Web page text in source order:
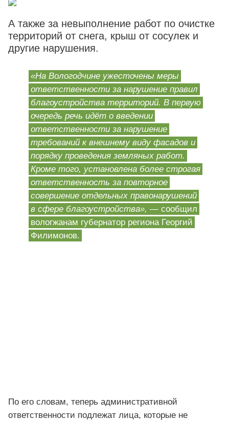
А также за невыполнение работ по очистке
территорий от снега, крыш от сосулек и
другие нарушения.
«На Вологодчине ужесточены меры
ответственности за нарушение правил
благоустройства территорий. В первую
очередь речь идёт о введении
ответственности за нарушение
требований к внешнему виду фасадов и
порядку проведения земляных работ.
Кроме того, установлена более строгая
ответственность за повторное
совершение отдельных правонарушений
в сфере благоустройства», — сообщил
вологжанам губернатор региона Георгий
Филимонов.
По его словам, теперь административной
ответственности подлежат лица, которые не